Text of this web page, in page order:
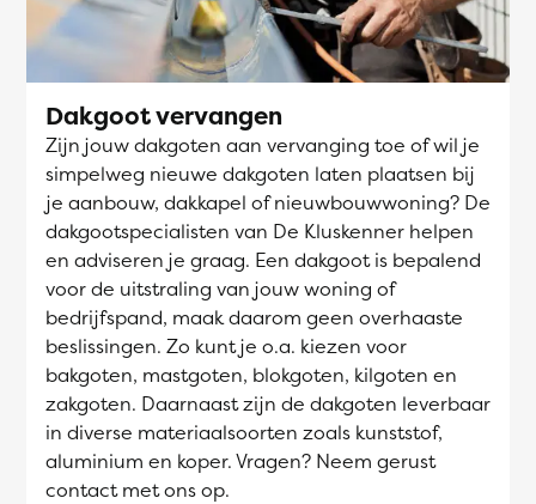
Dakgoot vervangen
Zijn jouw dakgoten aan vervanging toe of wil je
simpelweg nieuwe dakgoten laten plaatsen bij
je aanbouw, dakkapel of nieuwbouwwoning? De
dakgootspecialisten van De Kluskenner helpen
en adviseren je graag. Een dakgoot is bepalend
voor de uitstraling van jouw woning of
bedrijfspand, maak daarom geen overhaaste
beslissingen. Zo kunt je o.a. kiezen voor
bakgoten, mastgoten, blokgoten, kilgoten en
zakgoten. Daarnaast zijn de dakgoten leverbaar
in diverse materiaalsoorten zoals kunststof,
aluminium en koper. Vragen? Neem gerust
contact met ons op.